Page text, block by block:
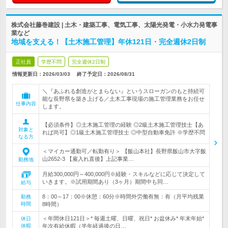
株式会社藤巻建設 | 土木・建築工事、電気工事、太陽光発電・小水力発電事
業など
地域を支える！【土木施工管理】年休121日・完全週休2日制
正社員 学歴不問 完全週休2日制
情報更新日：2026/03/03 終了予定日： 2026/08/31
仕事内容
＼『あふれる創造がとまらない』というスローガンのもと持続可
能な長野県を築き上げる／土木工事現場の施工管理業務をお任せ
します。
対象と
なる方
【必須条件】◎土木施工管理の経験 ◎2級土木施工管理技士【あ
れば尚可】◎1級土木施工管理技士 ◎中型自動車免許 ※学歴不問
勤務地
＜マイカー通勤可／転勤有り＞ 【飯山本社】長野県飯山市大字飯
山2652-3 【雇入れ直後】上記事業…
給与
月給300,000円～400,000円※経験・スキルなどに応じて決定して
いきます。※試用期間あり（3ヶ月）期間中も同…
勤務
時間
8：00～17：00※休憩：60分※時間外労働有無：有（月平均残業
8時間）
休日
休暇
＜年間休日121日＞* 毎週土曜、日曜、祝日* お盆休み* 年末年始*
年次有給休暇（半年経過後の日…